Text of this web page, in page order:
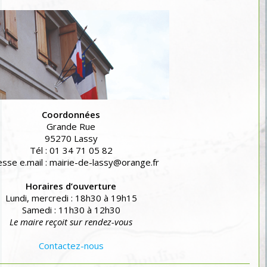
Coordonnées
Grande Rue
95270 Lassy
Tél : 01 34 71 05 82
e.mail : mairie-de-lassy@orange.fr
Horaires d’ouverture
Lundi, mercredi : 18h30 à 19h15
Samedi : 11h30 à 12h30
Le maire reçoit sur rendez-vous
Contactez-nous